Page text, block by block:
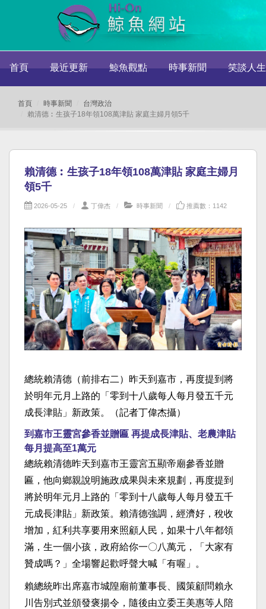
首頁 最近更新 鯨魚觀點 時事新聞 笑談人生
首頁 時事新聞
台灣政治
賴清德︰生孩子18年領108萬津貼 家庭主婦月領5千
賴清德︰生孩子18年領108萬津貼 家庭主婦月
領5千
2026-05-25 丁偉杰 時事新聞 推薦數：1142
總統賴清德（前排右二）昨天到嘉市，再度提到將
於明年元月上路的「零到十八歲每人每月發五千元
成長津貼」新政策。（記者丁偉杰攝）
到嘉市王靈宮參香並贈匾 再提成長津貼、老農津貼
每月提高至1萬元
總統賴清德昨天到嘉市王靈宮五顯帝廟參香並贈
匾，他向鄉親說明施政成果與未來規劃，再度提到
將於明年元月上路的「零到十八歲每人每月發五千
元成長津貼」新政策。賴清德強調，經濟好，稅收
增加，紅利共享要用來照顧人民，如果十八年都領
滿，生一個小孩，政府給你一〇八萬元，「大家有
贊成嗎？」全場響起歡呼聲大喊「有喔」。
賴總統昨出席嘉市城隍廟前董事長、國策顧問賴永
川告別式並頒發褒揚令，隨後由立委王美惠等人陪